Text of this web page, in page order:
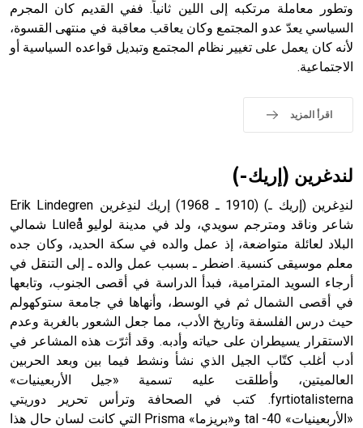
- هل تعلم أن الأبجدية الكنعانية تتألف من /22/ علامة كتابية
sign تكتب منفصلة غير متصلة، وتعتمد المبدأ الأكوروفوني،
وتطور معاملة مرتكبه إلى اللين ثانياً. ففي القديم كان المجرم
السياسي يعدّ عدو المجتمع وكان يعاقب معاقبة في منتهى القسوة،
لأنه كان يعمل على تغيير نظام المجتمع وتبديل قواعده السياسية أو
الاجتماعية.
اقرأ المزيد
لندغرين (إريك-)
لندِغرين (إريك ـ) (1910 ـ 1968) إريك لندِغرين Erik Lindegren
شاعر وناقد ومترجم سويدي، ولد في مدينة لوليو Luleå شمالي
البلاد لعائلة متواضعة، إذ عمل والده في سكة الحديد، وكان جده
معلم موسيقى كنسية. اضطر ـ بسبب عمل والده ـ إلى التنقل في
أرجاء السويد المترامية، فبدأ الدراسة في أقصى الجنوب، وتابعها
في أقصى الشمال ثم في الوسط، وأنهاها في جامعة ستوكهولم
حيث درس الفلسفة وتاريخ الأدب، مما جعل الشعور بالغربة وعدم
الاستقرار يسيطران على حياته وأدبه. وقد أثرّت هذه المشاعر في
أدب أغلب كتّاب الجيل الذي نشأ ونشط فيما بين وبعد الحربين
العالميتين، وأطلقت عليه تسمية «جيل الأربعينيات»
fyrtiotalisterna. كتب في الصحافة وترأس تحرير دوريتي
«الأربعينيات» 40- tal و«بريزما» Prisma التي كانت لسان حال هذا